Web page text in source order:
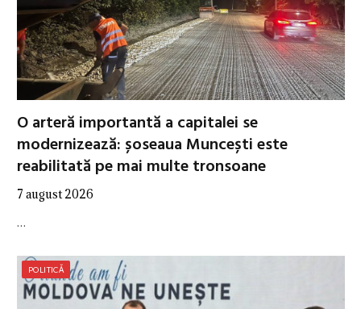
O arteră importantă a capitalei se
modernizează: șoseaua Muncești este
reabilitată pe mai multe tronsoane
7 august 2026
…
POLITICĂ